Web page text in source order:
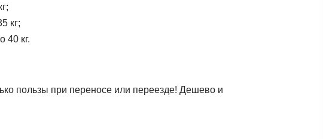
кг;
40 кг.
пользы при переносе или переезде! Дешево и